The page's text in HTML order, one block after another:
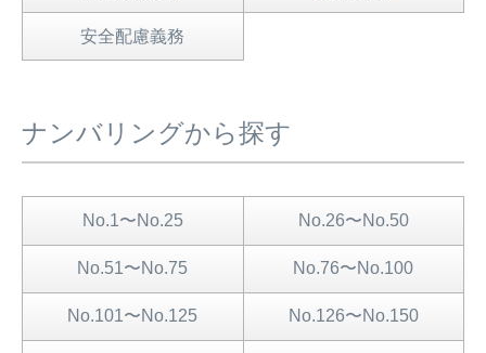
安全配慮義務
ナンバリングから探す
No.1〜No.25 No.26〜No.50
No.51〜No.75 No.76〜No.100
No.101〜No.125 No.126〜No.150